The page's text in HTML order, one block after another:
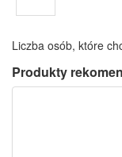
Liczba osób, które
Produkty